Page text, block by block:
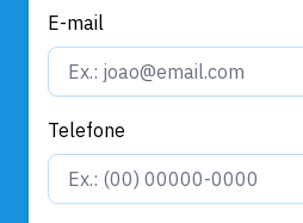
E-mail
Telefone